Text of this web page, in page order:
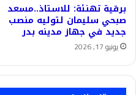
برقية تهنئة: للاستاذ..مسعد
صبحي سليمان لتوليه منصب
جديد في جهاز مدينه بدر
يونيو 17, 2026